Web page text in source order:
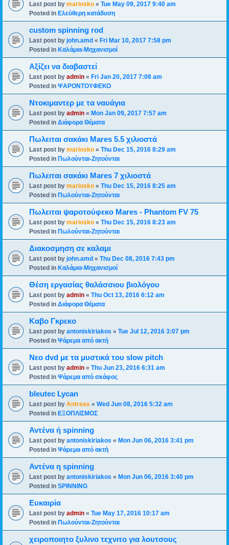
Last post by mariosko « Tue May 09, 2017 9:40 am
Posted in Ελεύθερη κατάδυση
custom spinning rod
Last post by john.amd « Fri Mar 10, 2017 7:58 pm
Posted in Καλάμια-Mηχανισμoί
Αξίζει να διαβαστεί
Last post by admin « Fri Jan 20, 2017 7:08 am
Posted in ΨΑΡΟΝΤΟΥΦΕΚΟ
Ντοκιμαντερ με τα ναυάγια
Last post by admin « Mon Jan 09, 2017 7:57 am
Posted in Διάφορα Θέματα
Πωλειται σακάκι Mares 5.5 χιλιοστά
Last post by mariosko « Thu Dec 15, 2016 8:29 am
Posted in Πωλούνται-Ζητούνται
Πωλειται σακάκι Mares 7 χιλιοστά
Last post by mariosko « Thu Dec 15, 2016 8:25 am
Posted in Πωλούνται-Ζητούνται
Πωλειται ψαροτούφεκο Mares - Phantom FV 75
Last post by mariosko « Thu Dec 15, 2016 8:23 am
Posted in Πωλούνται-Ζητούνται
Διακοσμηση σε καλαμι
Last post by john.amd « Thu Dec 08, 2016 7:43 pm
Posted in Καλάμια-Mηχανισμoί
Θέση εργασίας θαλάσσιου βιολόγου
Last post by admin « Thu Oct 13, 2016 6:12 am
Posted in Διάφορα Θέματα
Καβο Γκρεκο
Last post by antoniskiriakos « Tue Jul 12, 2016 3:07 pm
Posted in Ψάρεμα από ακτή
Νεο dvd με τα μυστικά του slow pitch
Last post by admin « Thu Jun 23, 2016 6:31 am
Posted in Ψάρεμα από σκάφος
bleutec Lycan
Last post by Antreas « Wed Jun 08, 2016 5:32 am
Posted in ΕΞΟΠΛΙΣΜΟΣ
Αντένα ή spinning
Last post by antoniskiriakos « Mon Jun 06, 2016 3:41 pm
Posted in Ψάρεμα από ακτή
Αντένα η spinning
Last post by antoniskiriakos « Mon Jun 06, 2016 3:40 pm
Posted in SPINNING
Ευκαιρία
Last post by admin « Tue May 17, 2016 10:17 am
Posted in Πωλούνται-Ζητούνται
χειροποιητο ξυλινο τεχνιτο για λουτσους